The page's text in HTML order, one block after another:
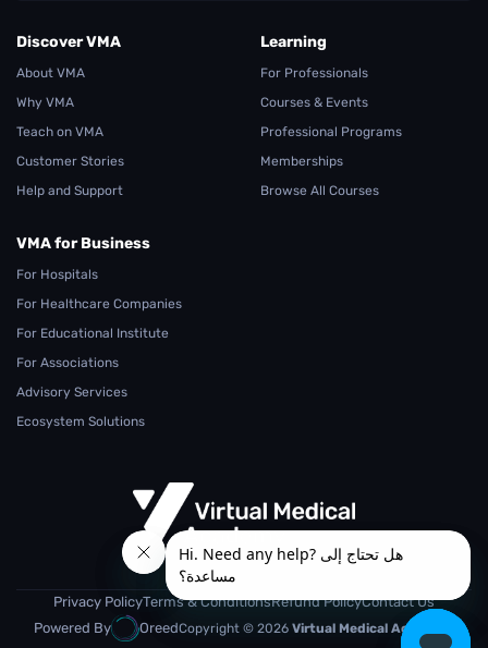
Discover VMA
About VMA
Why VMA
Teach on VMA
Customer Stories
Help and Support
Learning
For Professionals
Courses & Events
Professional Programs
Memberships
Browse All Courses
VMA for Business
For Hospitals
For Healthcare Companies
For Educational Institute
For Associations
Advisory Services
Ecosystem Solutions
From Teaching.. To Learning
Privacy PolicyTerms & ConditionsRefund PolicyContact Us
Powered By
OreedCopyright © 2026 Virtual Medical Academy.